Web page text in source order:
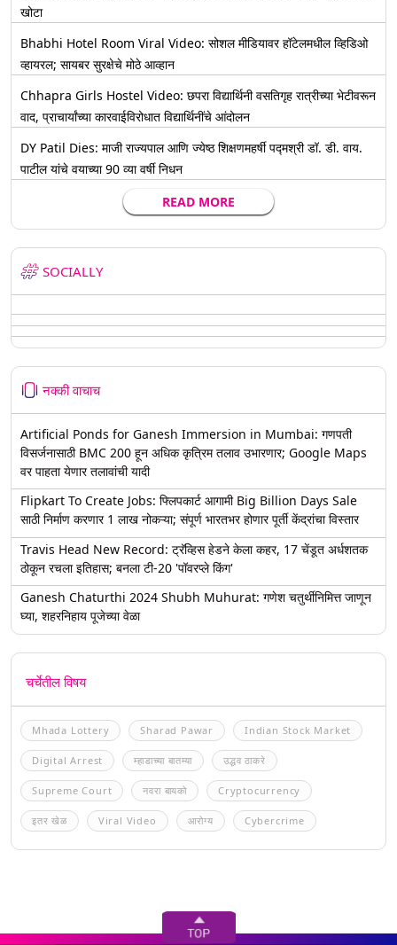
खोटा
Bhabhi Hotel Room Viral Video: सोशल मीडियावर हॉटेलमधील व्हिडिओ
व्हायरल; सायबर सुरक्षेचे मोठे आव्हान
Chhapra Girls Hostel Video: छपरा विद्यार्थिनी वसतिगृह रात्रीच्या भेटीवरून
वाद, प्राचार्यांच्या कारवाईविरोधात विद्यार्थिनींचे आंदोलन
DY Patil Dies: माजी राज्यपाल आणि ज्येष्ठ शिक्षणमहर्षी पद्मश्री डॉ. डी. वाय.
पाटील यांचे वयाच्या 90 व्या वर्षी निधन
READ MORE
SOCIALLY
नक्की वाचाच
Artificial Ponds for Ganesh Immersion in Mumbai: गणपती
विसर्जनासाठी BMC 200 हून अधिक कृत्रिम तलाव उभारणार; Google Maps
वर पाहता येणार तलावांची यादी
Flipkart To Create Jobs: फ्लिपकार्ट आगामी Big Billion Days Sale
साठी निर्माण करणार 1 लाख नोकऱ्या; संपूर्ण भारतभर होणार पूर्ती केंद्रांचा विस्तार
Travis Head New Record: ट्रॅव्हिस हेडने केला कहर, 17 चेंडूत अर्धशतक
ठोकून रचला इतिहास; बनला टी-20 'पॉवरप्ले किंग'
Ganesh Chaturthi 2024 Shubh Muhurat: गणेश चतुर्थीनिमित्त जाणून
घ्या, शहरनिहाय पूजेच्या वेळा
चर्चेतील विषय
Mhada Lottery Sharad Pawar Indian Stock Market
Digital Arrest म्हाडाच्या बातम्या उद्धव ठाकरे
Supreme Court नवरा बायको Cryptocurrency
इतर खेळ Viral Video आरोग्य Cybercrime